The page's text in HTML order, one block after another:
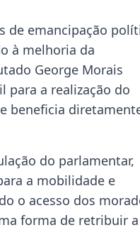
de emancipação
à melhoria da
George Morais
para a realização do
beneficia
do parlamentar,
a mobilidade e
o acesso dos
forma de retribuir a